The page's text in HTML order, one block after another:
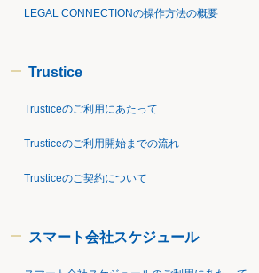
LEGAL CONNECTIONの操作方法の概要
Trustice
Trusticeのご利用にあたって
Trusticeのご利用開始までの流れ
Trusticeのご契約について
スマート会社スケジュール